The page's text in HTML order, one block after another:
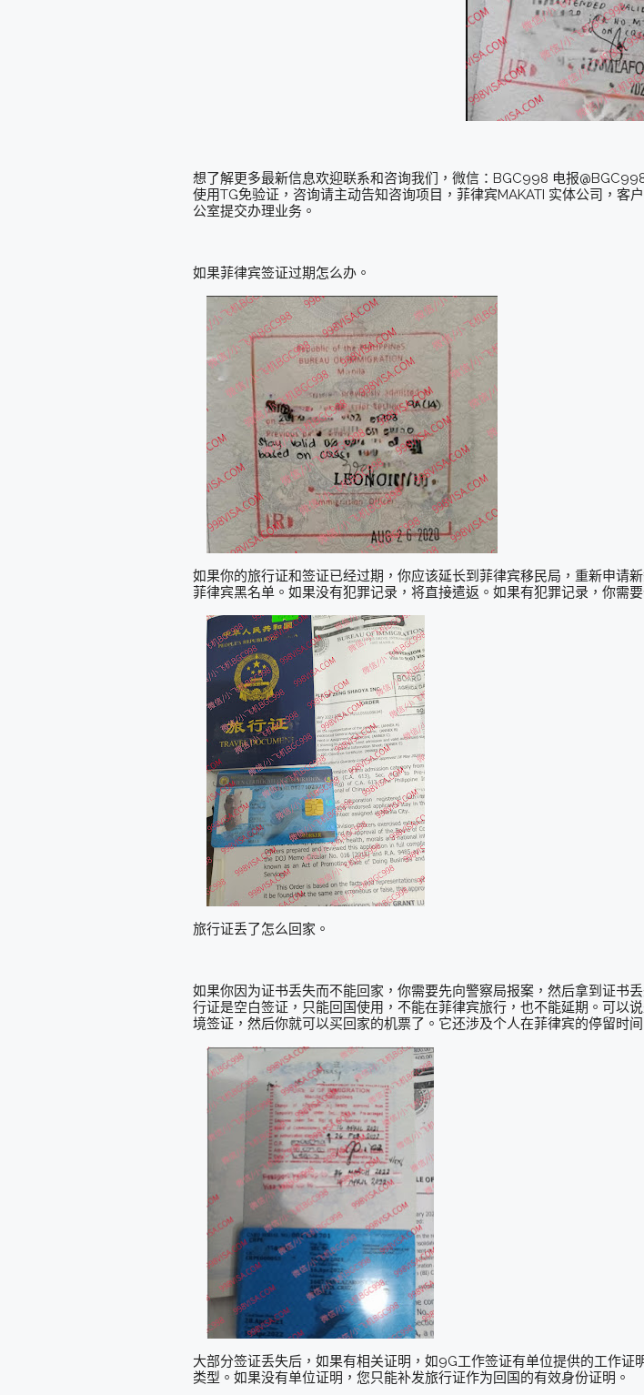
想了解更多最新信息欢迎联系和咨询我们，微信：BGC998 电报
使用TG免验证，咨询请主动告知咨询项目，菲律宾MAKATI 实体公司，
公室提交办理业务。
如果菲律宾签证过期怎么办。
如果你的旅行证和签证已经过期，你应该延长到菲律宾移民局，重新申请
菲律宾黑名单。如果没有犯罪记录，将直接遣返。如果有犯罪记录，你需
旅行证丢了怎么回家。
如果你因为证书丢失而不能回家，你需要先向警察局报案，然后拿到证书
行证是空白签证，只能回国使用，不能在菲律宾旅行，也不能延期。可以
境签证，然后你就可以买回家的机票了。它还涉及个人在菲律宾的停留时
大部分签证丢失后，如果有相关证明，如9G工作签证有单位提供的工作
类型。如果没有单位证明，您只能补发旅行证作为回国的有效身份证明。